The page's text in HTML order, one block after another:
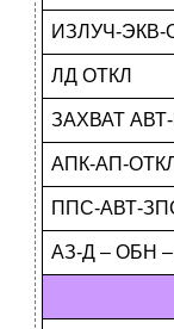
ИЗЛУЧ-ЭКВ-
ЛД ОТКЛ
ЗАХВАТ
АПК-АП-ОТКЛ
ППС-АВТ-
АЗ-Д – ОБН